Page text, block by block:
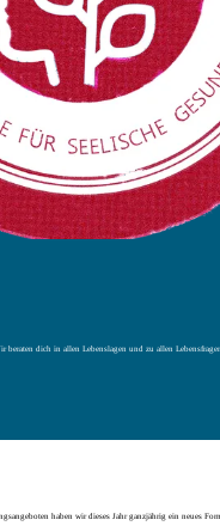
Unterkünfte
beraten dich in allen Lebenslagen und zu allen
haben wir dieses Jahr ganzjährig ein neues